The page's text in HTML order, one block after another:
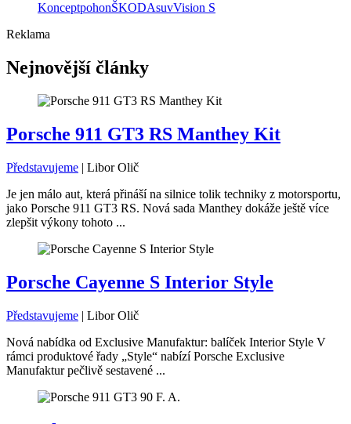
KonceptpohonŠKODAsuvVision S
Reklama
Nejnovější články
Porsche 911 GT3 RS Manthey Kit
Představujeme | Libor Olič
Je jen málo aut, která přináší na silnice tolik techniky z motorsportu,
jako Porsche 911 GT3 RS. Nová sada Manthey dokáže ještě více
zlepšit výkony tohoto ...
Porsche Cayenne S Interior Style
Představujeme | Libor Olič
Nová nabídka od Exclusive Manufaktur: balíček Interior Style V
rámci produktové řady „Style“ nabízí Porsche Exclusive
Manufaktur pečlivě sestavené ...